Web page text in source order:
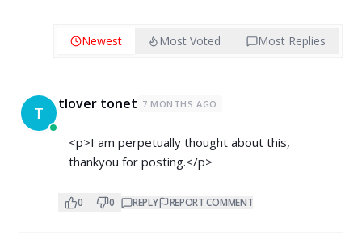
Newest Most Voted Most Replies
T tlover tonet 7 MONTHS AGO
<p>I am perpetually thought about this,
thankyou for posting.</p>
0 0 REPLY REPORT COMMENT